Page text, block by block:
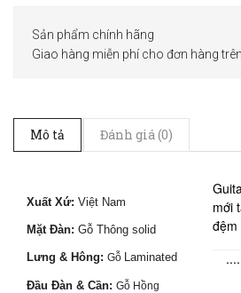
Sản phẩm chính hãng
Giao hàng miễn phí cho đơn hàng
Mô tả Đánh giá (0)
Xuất Xứ: Việt Nam
Mặt Đàn: Gỗ Thông solid
Lưng & Hông: Gỗ Laminated
Đầu Đàn & Cần: Gỗ Hồng
mới
đệm
....